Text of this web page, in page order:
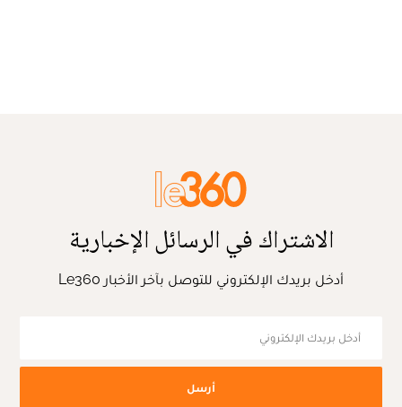
الاشتراك في الرسائل الإخبارية
أدخل بريدك الإلكتروني للتوصل بآخر الأخبار Le360
أرسل